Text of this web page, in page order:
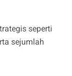
seperti
sejumlah